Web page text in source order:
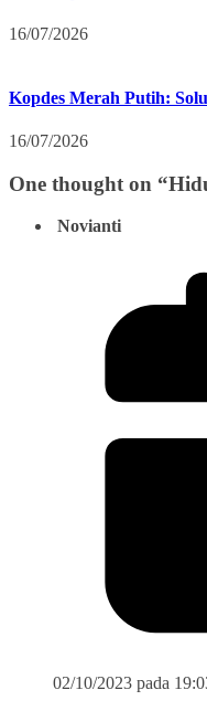
16/07/2026
Kopdes Merah Putih:
16/07/2026
One thought on “
Novianti
02/10/2023 pada